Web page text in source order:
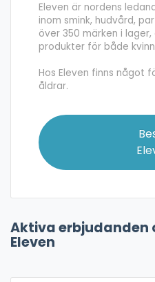
Eleven är nordens
inom smink, hudvård,
över 350 märken i
produkter för både
Hos Eleven finns något
åldrar.
Aktiva erbjudanden
Eleven